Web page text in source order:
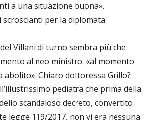
a una situazione buona».
scroscianti per la diplomata
Villani di turno sembra più che
al neo ministro: «al momento
abolito». Chiaro dottoressa Grillo?
pediatra che prima della
scandaloso decreto, convertito
legge 119/2017, non vi era nessuna